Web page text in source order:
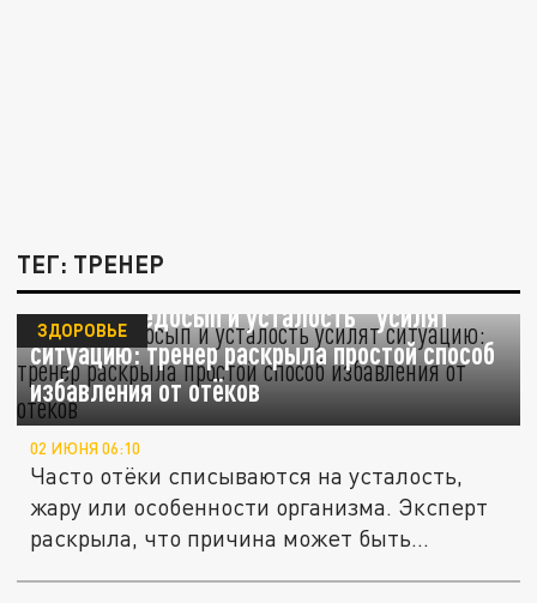
ТЕГ: ТРЕНЕР
"Стресс, недосып и усталость" усилят
ситуацию: тренер раскрыла простой способ
избавления от отёков
ЗДОРОВЬЕ
02 ИЮНЯ 06:10
Часто отёки списываются на усталость,
жару или особенности организма. Эксперт
раскрыла, что причина может быть...